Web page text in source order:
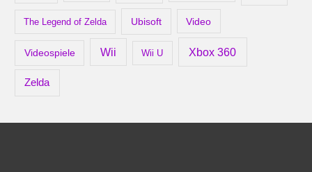
The Legend of Zelda Ubisoft Video
Videospiele Wii Wii U Xbox 360
Zelda